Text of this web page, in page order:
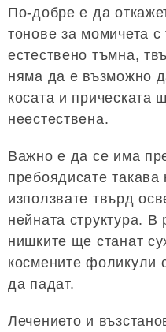
По-добре е да
тонове за момичета
естествено тъмна,
няма да е възможно
косата и прическата
неестествена.
Важно е да се има
пребоядисате такава
използвате твърд
нейната структура. В
нишките ще станат
космените фоликули
да падат.
Лечението и